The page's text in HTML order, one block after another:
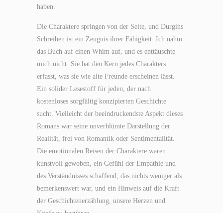
haben.
Die Charaktere springen von der Seite, und Durgins
Schreiben ist ein Zeugnis ihrer Fähigkeit. Ich nahm
das Buch auf einen Whim auf, und es enttäuschte
mich nicht. Sie hat den Kern jedes Charakters
erfasst, was sie wie alte Freunde erscheinen lässt.
Ein solider Lesestoff für jeden, der nach
kostenloses sorgfältig konzipierten Geschichte
sucht. Vielleicht der beeindruckendste Aspekt dieses
Romans war seine unverblümte Darstellung der
Realität, frei von Romantik oder Sentimentalität.
Die emotionalen Reisen der Charaktere waren
kunstvoll gewoben, ein Gefühl der Empathie und
des Verständnisses schaffend, das nichts weniger als
bemerkenswert war, und ein Hinweis auf die Kraft
der Geschichtenerzählung, unsere Herzen und